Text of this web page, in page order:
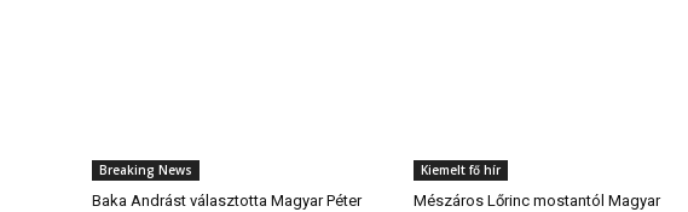
Breaking News
Baka Andrást választotta Magyar Péter
Kiemelt fő hír
Mészáros Lőrinc mostantól Magyar